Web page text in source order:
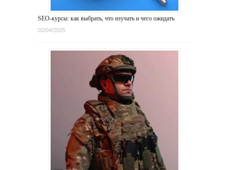
SEO-курсы: как выбрать, что изучать и чего ожидать
02/04/2025